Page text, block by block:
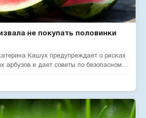
не покупать половинки
Кашух предупреждает о рисках
арбузов и дает советы по безопасному